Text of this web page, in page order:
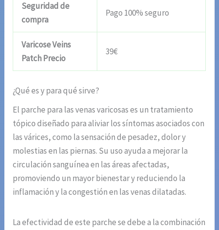
Seguridad de
compra
Pago 100% seguro
Varicose Veins
Patch Precio
39€
¿Qué es y para qué sirve?
El parche para las venas varicosas es un tratamiento
tópico diseñado para aliviar los síntomas asociados con
las várices, como la sensación de pesadez, dolor y
molestias en las piernas. Su uso ayuda a mejorar la
circulación sanguínea en las áreas afectadas,
promoviendo un mayor bienestar y reduciendo la
inflamación y la congestión en las venas dilatadas.
La efectividad de este parche se debe a la combinación